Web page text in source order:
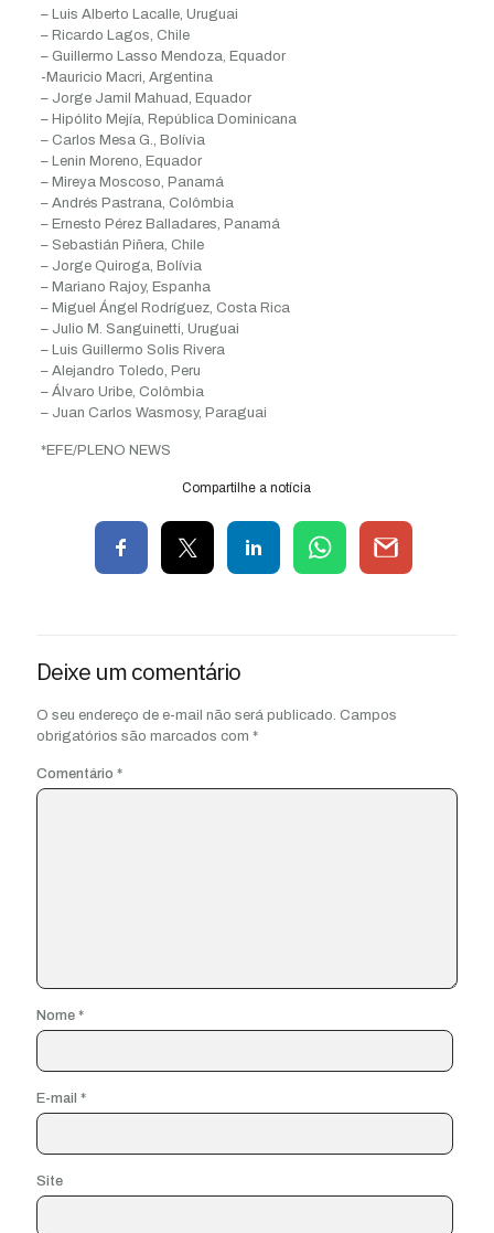
– Luis Alberto Lacalle, Uruguai
– Ricardo Lagos, Chile
– Guillermo Lasso Mendoza, Equador
-Mauricio Macri, Argentina
– Jorge Jamil Mahuad, Equador
– Hipólito Mejía, República Dominicana
– Carlos Mesa G., Bolívia
– Lenin Moreno, Equador
– Mireya Moscoso, Panamá
– Andrés Pastrana, Colômbia
– Ernesto Pérez Balladares, Panamá
– Sebastián Piñera, Chile
– Jorge Quiroga, Bolívia
– Mariano Rajoy, Espanha
– Miguel Ángel Rodríguez, Costa Rica
– Julio M. Sanguinetti, Uruguai
– Luis Guillermo Solis Rivera
– Alejandro Toledo, Peru
– Álvaro Uribe, Colômbia
– Juan Carlos Wasmosy, Paraguai
*EFE/PLENO NEWS
Compartilhe a notícia
Deixe um comentário
O seu endereço de e-mail não será publicado. Campos
obrigatórios são marcados com *
Comentário *
Nome *
E-mail *
Site